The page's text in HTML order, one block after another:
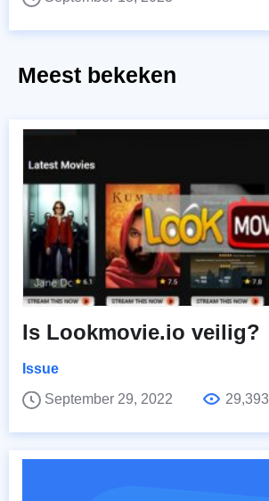
Meest bekeken
Is Lookmovie.io veilig?
Issue
September 29, 2022
29,393